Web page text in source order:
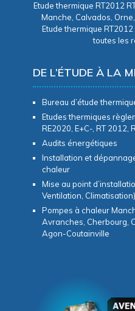
Etude thermique RT2012
Manche, Calvados,
Etude thermique RT2012
toutes les
DE L’ÉTUDE À LA
Bureau d’étude
Etudes thermiques
RE2020, E+C-, RT 2012,
Audits énergétiques
Installation et
chaleur
Mise au point
Ventilation, Climatisation)
Pompes à chaleur
Avranches, Cherbourg,
Agon-Coutainville